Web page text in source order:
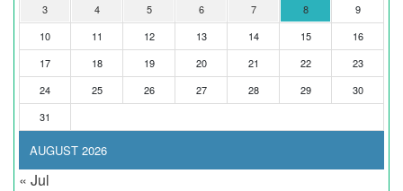
AUGUST 2026
3
4 5 6 7 8
9
10
11 12 13 14 15
16
17
18 19 20 21 22
23
24
25 26 27 28 29
30
31
« Jul